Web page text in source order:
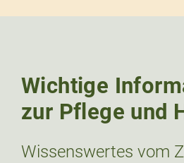
Wichtige
zur Pflege und
Wissenswertes vom